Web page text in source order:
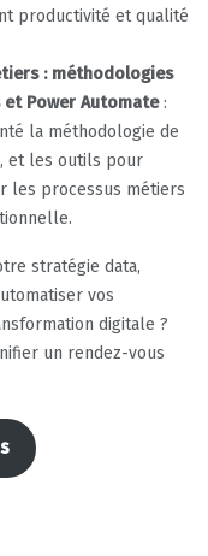
productivité et qualité
: méthodologies
Power Automate:
la méthodologie de
et les outils pour
les processus métiers
stratégie data,
vos
digitale ?
un rendez-vous